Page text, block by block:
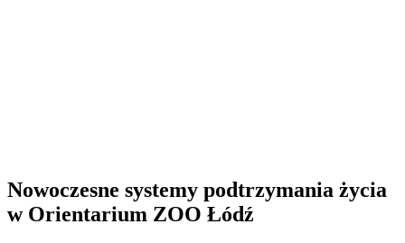
Nowoczesne systemy podtrzymania życia
w Orientarium ZOO Łódź